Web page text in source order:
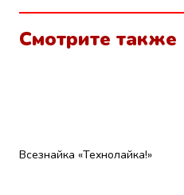
Смотрите также
Всезнайка «Технолайка!»